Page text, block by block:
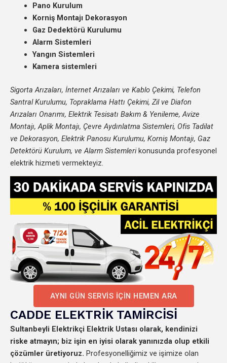
Pano Kurulum
Korniş Montajı Dekorasyon
Gaz Dedektörü Kurulumu
Alarm Sistemleri
Yangın Sistemleri
Kamera sistemleri
Sigorta Arızaları, İnternet Arızaları ve Kablo Çekimi, Telefon
Santral Kurulumu, Topraklama Hattı Çekimi, Zil ve Diafon
Arızaları Onarımı, Elektrik Tesisatı Bakım & Yenileme, Avize
Montajı, Aplik Montajı, Çevre Aydınlatma Sistemleri, Ofis Tadilat
ve Dekorasyon, Elektrik Panosu Kurulumu, Korniş Montajı, Gaz
Detektörü Kurulum, ve Alarm Sistemlerikonusunda profesyonel
elektrik hizmeti vermekteyiz.
AYNI GÜN SERVİS İÇİN HEMEN ARA
CADDE ELEKTRİK TAMİRCİSİ
Sultanbeyli Elektrikçi Elektrik Ustası olarak, kendinizi
riske atmayın; biz işin en iyisi olarak yanınızda olup etkili
çözümler üretiyoruz. Profesyonelliğimiz ve işimize olan